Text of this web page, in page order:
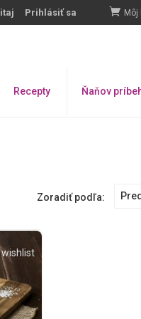
Prihlásiť sa Môj
Recepty Ňaňov
Zoradiť podľa: